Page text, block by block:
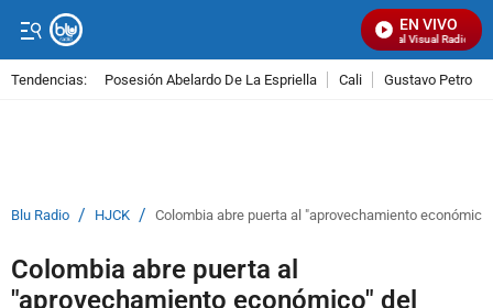
EN VIVO
Señal Visual Radio
Tendencias: Posesión Abelardo De La Espriella Cali Gustavo Petro
Blu Radio / HJCK / Colombia abre puerta al "aprovechamiento
Colombia abre puerta al
"aprovechamiento económico" del